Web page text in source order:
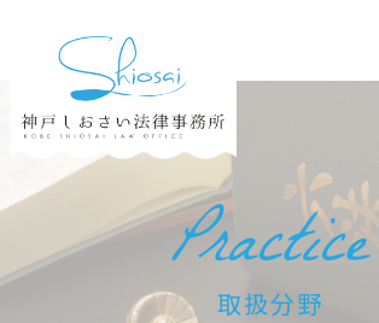
Practice
取扱分野